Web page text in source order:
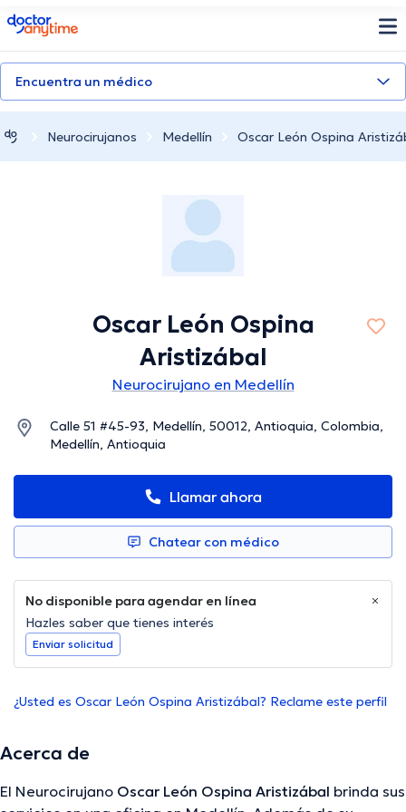
doctoranytime
Encuentra un médico
Neurocirujanos Medellín Oscar León Ospina
Oscar León Ospina
Aristizábal
Neurocirujano en Medellín
Calle 51 #45-93, Medellín, 50012, Antioquia, Colombia,
Medellín, Antioquia
Llamar ahora
Chatear con médico
No disponible para agendar en línea
Hazles saber que tienes interés
Enviar solicitud
¿Usted es Oscar León Ospina Aristizábal? Reclame este perfil
Acerca de
El Neurocirujano Oscar León Ospina Aristizábal brinda sus